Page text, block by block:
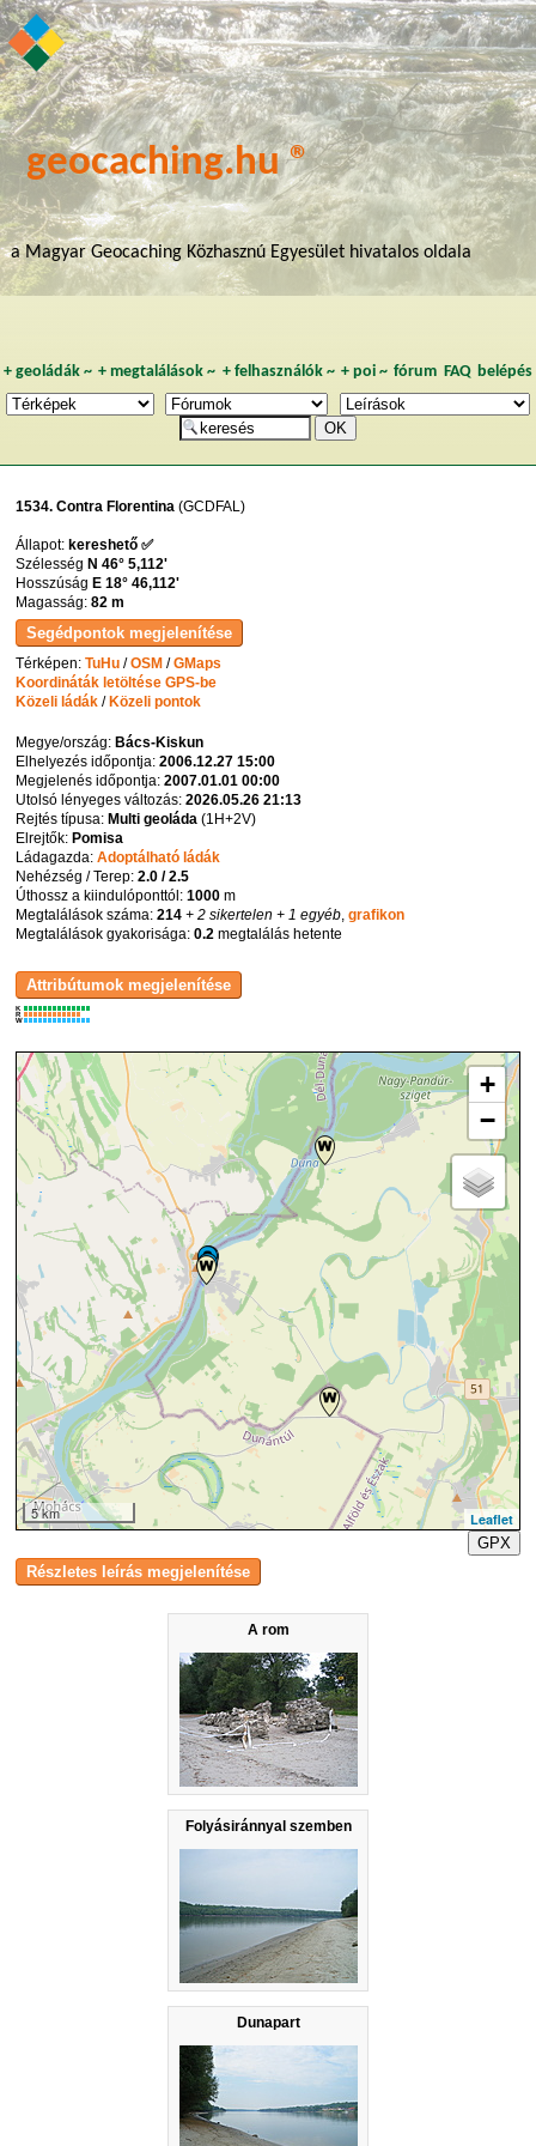
geocaching.hu ®
a Magyar Geocaching Közhasznú Egyesület hivatalos oldala
+ geoládák~ +megtalálások ~ + felhasználók~ + poi~ fórum FAQ belépés
1534. Contra Florentina (GCDFAL)
A rom
Folyásiránnyal szemben
Dunapart
Állapot:kereshető ✅
SzélességN 46° 5,112'
HosszúságE 18° 46,112'
Magasság:82 m
Térképen:TuHu /OSM /GMaps
Koordináták letöltése GPS-be
Közeli ládák /Közeli pontok
Megye/ország:Bács-Kiskun
Elhelyezés időpontja:2006.12.27 15:00
Megjelenés időpontja:2007.01.01 00:00
Utolsó lényeges változás:2026.05.26 21:13
Rejtés típusa:Multi geoláda (1H+2V)
Elrejtők:Pomisa
Ládagazda:Adoptálható ládák
Nehézség / Terep:2.0 / 2.5
Úthossz a kiindulóponttól:1000 m
Megtalálások száma:214 + 2 sikertelen + 1 egyéb ,grafikon
Megtalálások gyakorisága:0.2 megtalálás hetente
K
R
W
+
−
5 km
Leaflet
GPX